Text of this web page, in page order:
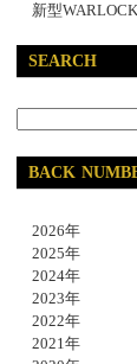
新型
SEARCH
BACK
2026年
2025年
2024年
2023年
2022年
2021年